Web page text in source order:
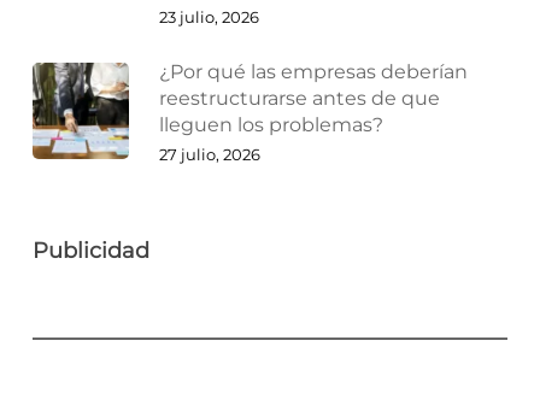
23 julio, 2026
¿Por qué las empresas deberían
reestructurarse antes de que
lleguen los problemas?
27 julio, 2026
Publicidad